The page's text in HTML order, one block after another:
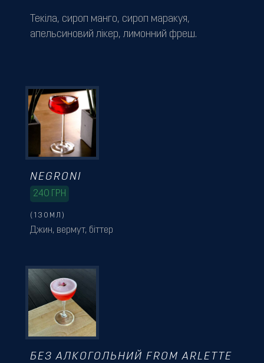
Текіла, сироп манго, сироп маракуя,
апельсиновий лікер, лимонний фреш.
Джин, вермут, біттер
(130МЛ)
NEGRONI
240 ГРН
БЕЗ АЛКОГОЛЬНИЙ FROM ARLETTE